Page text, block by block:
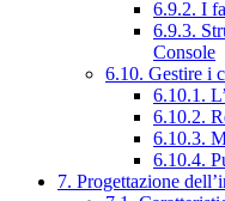
6.9.2. I
6.9.3.
Console
6.10. Gestire i
6.10.1.
6.10.2.
6.10.3.
6.10.4.
7. Progettazione